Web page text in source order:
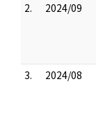
2.
2024/09
3.
2024/08